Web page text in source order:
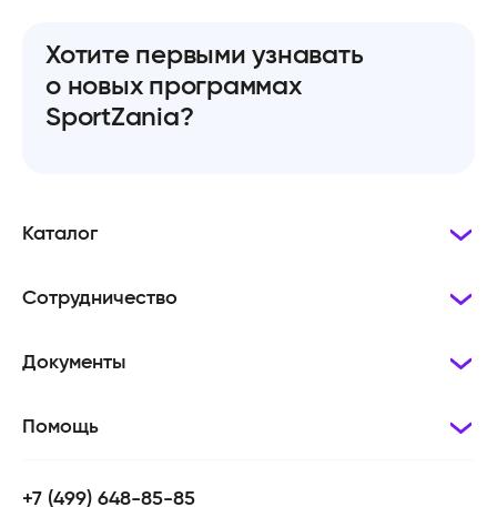
Хотите первыми узнавать
о новых программах
SportZania?
Каталог
Сотрудничество
Документы
Помощь
+7 (499) 648-85-85